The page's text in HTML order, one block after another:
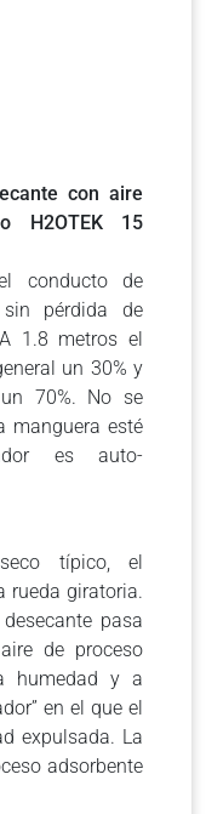
con aire
H2OTEK 15
conducto de
pérdida de
1.8 metros el
un 30% y
70%. No se
manguera esté
es auto-
típico, el
rueda giratoria.
pasa
de proceso
humedad y a
en el que el
expulsada. La
adsorbente